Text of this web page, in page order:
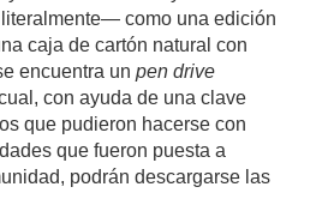
como una edición
caja de cartón natural con
encuentra unpen drive
con ayuda de una clave
que pudieron hacerse con
que fueron puesta a
podrán descargarse las